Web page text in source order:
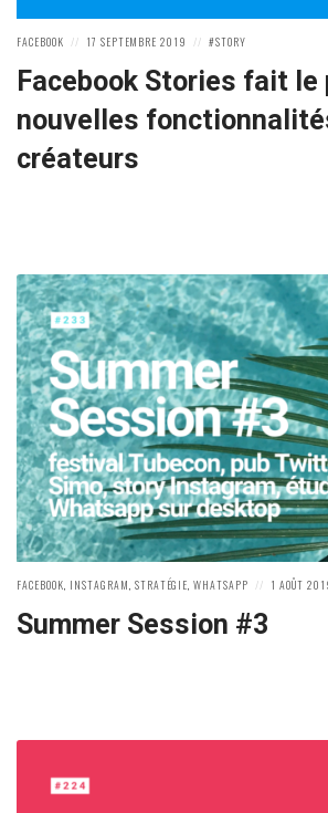
POSTED
FACEBOOK
POSTED
17 SEPTEMBRE 2019
POSTED
STORY
Facebook Stories fait le
nouvelles
créateurs
POSTED
FACEBOOK, INSTAGRAM, STRATÉGIE,WHATSAPP
POSTED
1 AOÛT
Summer Session #3